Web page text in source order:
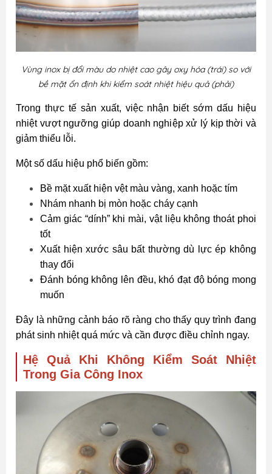
Vùng inox bị đổi màu do nhiệt cao gây oxy hóa (trái) so với
bề mặt ổn định khi kiểm soát nhiệt hiệu quả (phải)
Trong thực tế sản xuất, việc nhận biết sớm dấu hiệu
nhiệt vượt ngưỡng giúp doanh nghiệp xử lý kịp thời và
giảm thiểu lỗi.
Một số dấu hiệu phổ biến gồm:
Bề mặt xuất hiện vệt màu vàng, xanh hoặc tím
Nhám nhanh bị mòn hoặc cháy cạnh
Cảm giác “dính” khi mài, vật liệu không thoát phoi
tốt
Xuất hiện xước sâu bất thường dù lực ép không
thay đổi
Đánh bóng không lên đều, khó đạt độ bóng mong
muốn
Đây là những cảnh báo rõ ràng cho thấy quy trình đang
phát sinh nhiệt quá mức và cần được điều chỉnh ngay.
Hệ Quả Khi Không Kiểm Soát Nhiệt
Trong Gia Công Inox